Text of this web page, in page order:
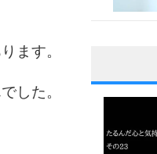
ます。
した。 1